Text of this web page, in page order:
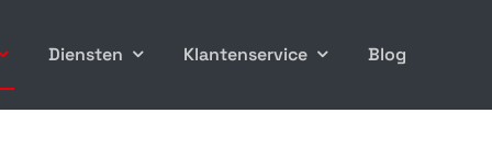
Diensten Klantenservice Blog